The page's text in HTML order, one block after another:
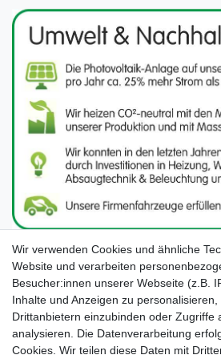
Unsere Seiten im
Wir verwenden Cookies und ähnliche
Website und verarbeiten
Besucher:innen unserer Webseite (z.B.
Inhalte und Anzeigen zu personalisieren,
Drittanbietern einzubinden oder Zugriffe
analysieren. Die Datenverarbeitung
Cookies. Wir teilen diese Daten mit